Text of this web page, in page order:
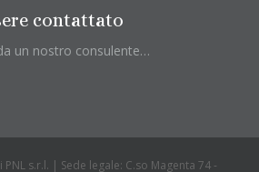
contattato
un nostro consulente…
s.r.l. | Sede legale: C.so Magenta 74 -